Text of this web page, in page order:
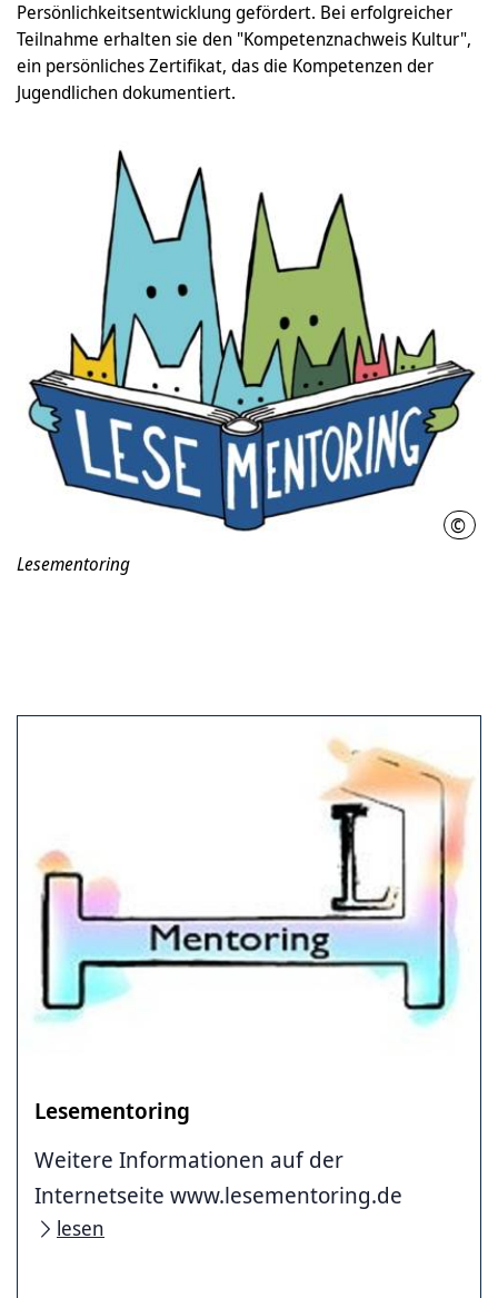
Persönlichkeitsentwicklung gefördert. Bei erfolgreicher
Teilnahme erhalten sie den "Kompetenznachweis Kultur",
ein persönliches Zertifikat, das die Kompetenzen der
Jugendlichen dokumentiert.
©
Lesementoring
Lesementoring
Weitere Informationen auf der
Internetseite www.lesementoring.de
lesen